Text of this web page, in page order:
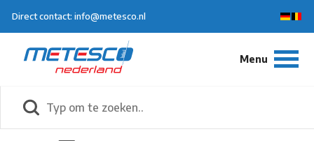
Direct contact: info@metesco.nl